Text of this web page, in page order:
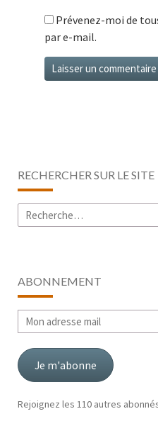
Prévenez-moi de
par e-mail.
RECHERCHER SUR LE SITE
Rechercher :
ABONNEMENT
Mon
adresse
mail
Je m'abonne
Rejoignez les 110 autres